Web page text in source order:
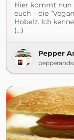
Hier kommt nun
euch – die
Hobelz. Ich
(...)
Pepper